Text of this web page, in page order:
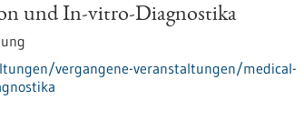
und In-vitro-Diagnostika
vergangene-veranstaltungen/medical-